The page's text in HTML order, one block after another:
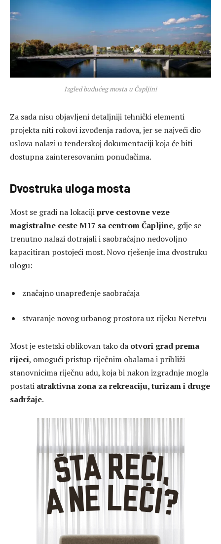
Izgled budućeg mosta u Čapljini
Za sada nisu objavljeni detaljniji tehnički elementi
projekta niti rokovi izvođenja radova, jer se najveći dio
uslova nalazi u tenderskoj dokumentaciji koja će biti
dostupna zainteresovanim ponuđačima.
Dvostruka uloga mosta
Most se gradi na lokacijiprve cestovne veze
magistralne ceste M17 sa centrom Čapljine, gdje se
trenutno nalazi dotrajali i saobraćajno nedovoljno
kapacitiran postojeći most. Novo rješenje ima dvostruku
ulogu:
značajno unapređenje saobraćaja
stvaranje novog urbanog prostora uz rijeku Neretvu
Most je estetski oblikovan tako da otvori grad prema
rijeci, omogući pristup riječnim obalama i približi
stanovnicima riječnu adu, koja bi nakon izgradnje mogla
postati atraktivna zona za rekreaciju, turizam i druge
sadržaje.